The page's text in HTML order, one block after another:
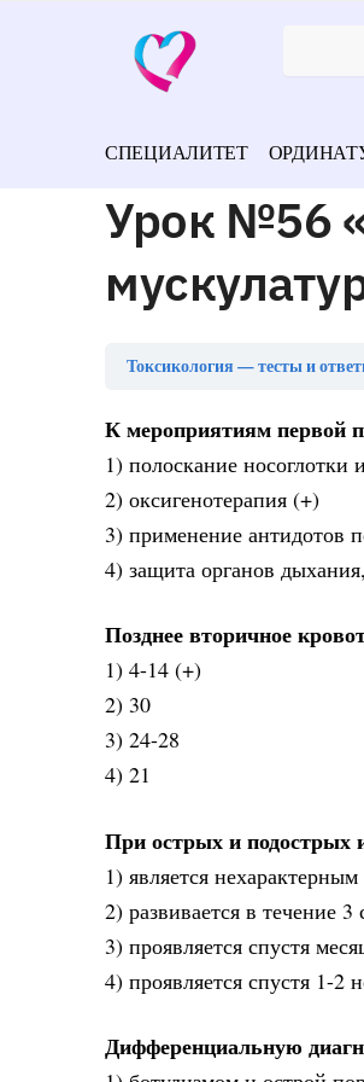
СПЕЦИАЛИТЕТ
Урок №56
Токсикология — тесты и
К мероприятиям первой
1) полоскание носоглотки
2) оксигенотерапия (+)
3) применение антидотов
4) защита органов
Позднее вторичное
1) 4-14 (+)
2) 30
3) 24-28
4) 21
При острых и подострых
1) является
2) развивается в течение 3
3) проявляется спустя
4) проявляется спустя 1-2
Дифференциальную